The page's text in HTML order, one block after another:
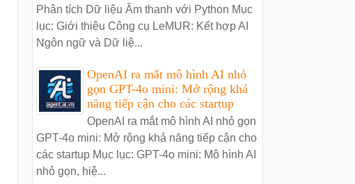
Phân tích Dữ liệu Âm thanh với Python Mục
lục: Giới thiệu Công cụ LeMUR: Kết hợp AI
Ngôn ngữ và Dữ liệ...
OpenAI ra mắt mô hình AI nhỏ
gọn GPT-4o mini: Mở rộng khả
năng tiếp cận cho các startup
OpenAI ra mắt mô hình AI nhỏ gọn
GPT-4o mini: Mở rộng khả năng tiếp cận cho
các startup Mục lục: GPT-4o mini: Mô hình AI
nhỏ gọn, hiệ...